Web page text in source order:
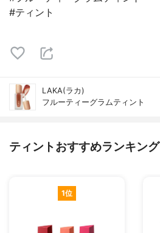
#ティント
LAKA(ラカ)
フルーティーグラムティント
ティントおすすめランキング
1位